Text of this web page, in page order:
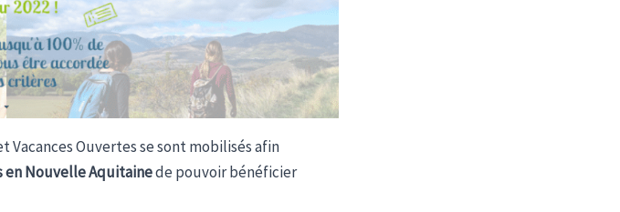
Vacances Ouvertes se sont mobilisés afin
en Nouvelle Aquitainede pouvoir bénéficier